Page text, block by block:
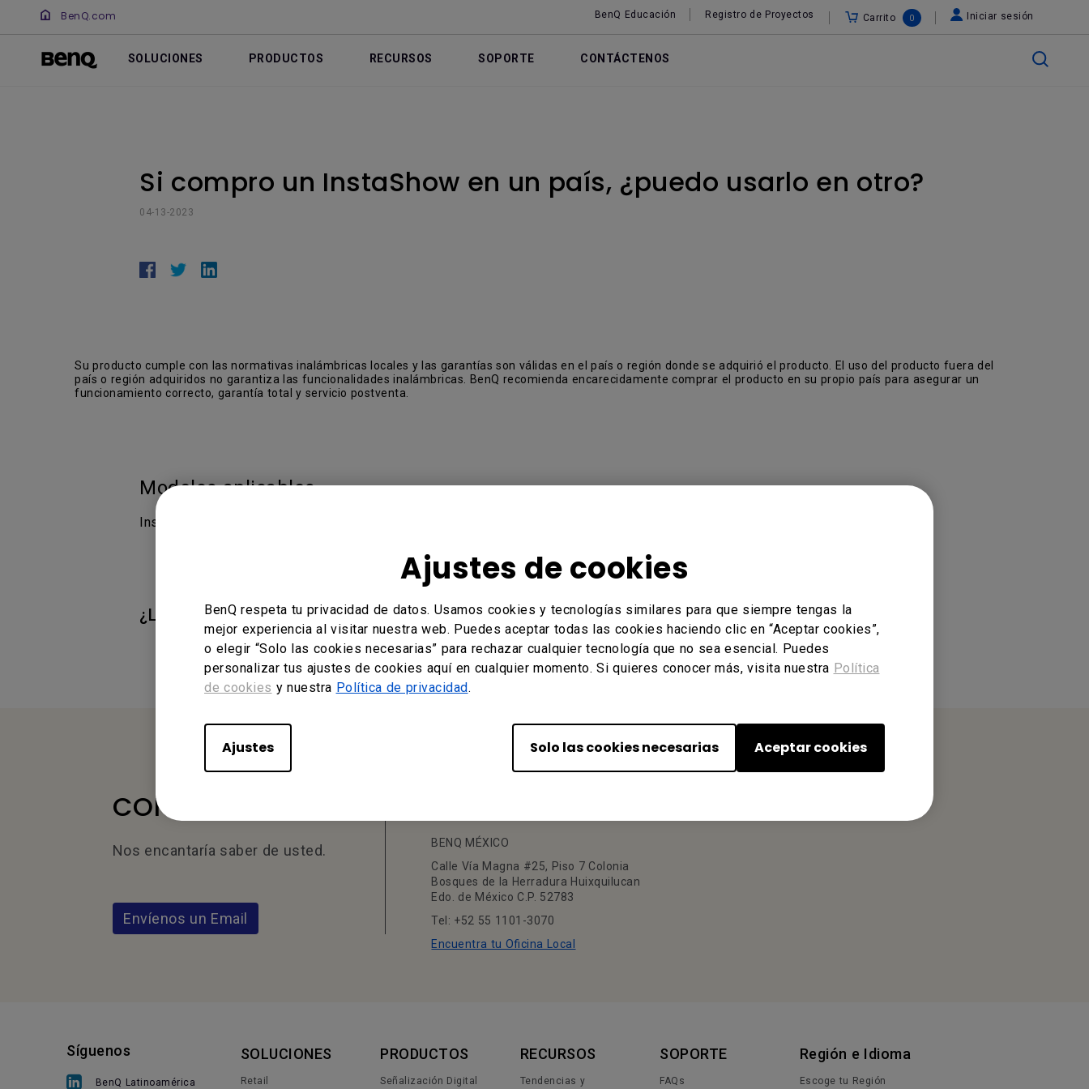
Ajustes de cookies
BenQ respeta tu privacidad de datos. Usamos cookies y tecnologías similares para que siempre tengas la
mejor experiencia al visitar nuestra web. Puedes aceptar todas las cookies haciendo clic en “Aceptar cookies”,
o elegir “Solo las cookies necesarias” para rechazar cualquier tecnología que no sea esencial. Puedes
personalizar tus ajustes de cookies aquí en cualquier momento. Si quieres conocer más, visita nuestra Política
de cookies y nuestra Política de privacidad.
Ajustes Solo las cookies necesarias Aceptar cookies
BenQ.com BenQ Educación Registro de Proyectos Carrito 0 Iniciar sesión
SOLUCIONES PRODUCTOS RECURSOS SOPORTE CONTÁCTENOS
Si compro un InstaShow en un país, ¿puedo usarlo en otro?
04-13-2023
Su producto cumple con las normativas inalámbricas locales y las garantías son válidas en el país o región donde se adquirió el producto. El uso del producto fuera del
país o región adquiridos no garantiza las funcionalidades inalámbricas. BenQ recomienda encarecidamente comprar el producto en su propio país para asegurar un
funcionamiento correcto, garantía total y servicio postventa.
Modelos aplicables
InstaShow, InstaShow™ WDC15 -Sistema de Presentación Inalámbrica
¿Le ha resultado útil esta información? Sí No
CONTÁCTENOS
Nos encantaría saber de usted.
Envíenos un Email
BENQ MÉXICO
Calle Vía Magna #25, Piso 7 Colonia
Bosques de la Herradura Huixquilucan
Edo. de México C.P. 52783
Tel: +52 55 1101-3070
Encuentra tu Oficina Local
Síguenos
BenQ Latinoamérica
SOLUCIONES
Retail
PRODUCTOS
Señalización Digital
RECURSOS
Tendencias y
SOPORTE
FAQs
Región e Idioma
Escoge tu Región